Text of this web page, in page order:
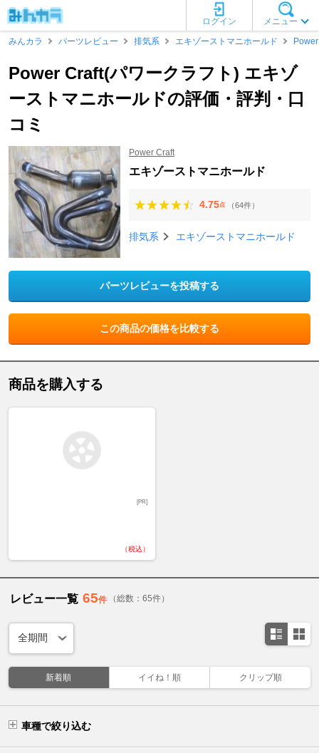
メニュー
ログイン
みんカラ
パーツレビュー 排気系 エキゾーストマニホールド
Power Craft(パワークラフト) エキゾ
ーストマニホールドの評価・評判・口
コミ
Power Craft
エキゾーストマニホールド
4.75点 （64件）
排気系 エキゾーストマニホールド
パーツレビューを投稿する
この商品の価格を比較する
商品を購入する
[PR]
（税込）
レビュー一覧 65件 （総数：65件）
新着順 イイね！順 クリップ順
車種で絞り込む